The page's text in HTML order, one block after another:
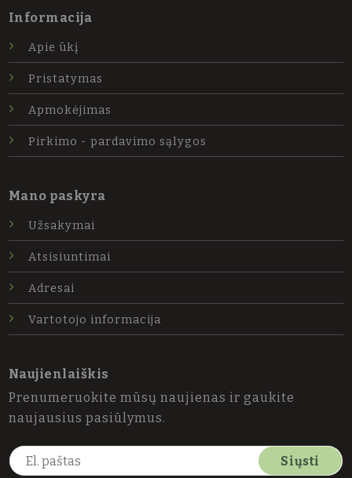
Informacija
Apie ūkį
Pristatymas
Apmokėjimas
Pirkimo - pardavimo sąlygos
Mano paskyra
Užsakymai
Atsisiuntimai
Adresai
Vartotojo informacija
Naujienlaiškis
Prenumeruokite mūsų naujienas ir gaukite
naujausius pasiūlymus.
El. paštas Siųsti